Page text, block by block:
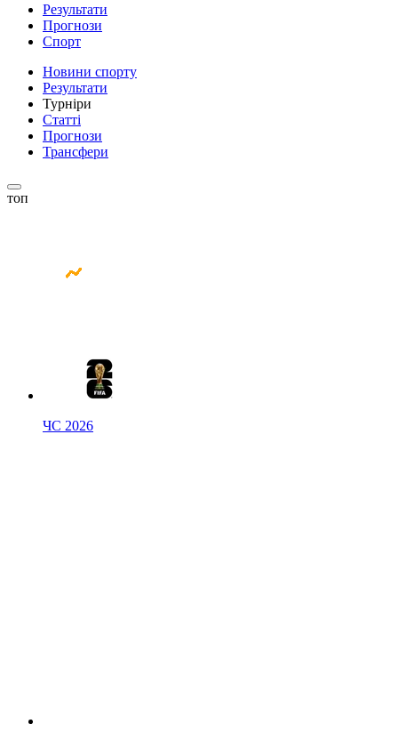
Результати
Прогнози
Спорт
Новини спорту
Результати
Турніри
Статті
Прогнози
Трансфери
топ
ЧС 2026